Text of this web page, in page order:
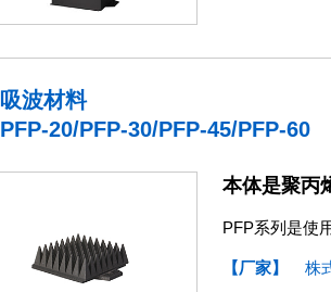
吸波材料
PFP-20/PFP-30/PFP-45/PFP-60
本体是聚丙
PFP系列是使
【厂家】
株